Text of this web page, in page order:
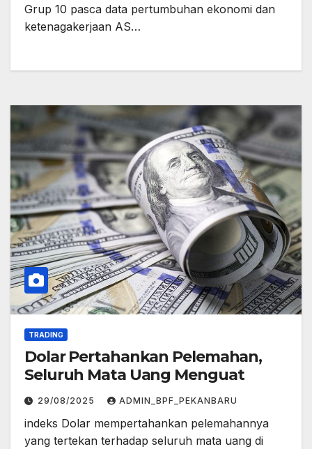
Grup 10 pasca data pertumbuhan ekonomi dan
ketenagakerjaan AS…
TRADING
Dolar Pertahankan Pelemahan,
Seluruh Mata Uang Menguat
29/08/2025 ADMIN_BPF_PEKANBARU
indeks Dolar mempertahankan pelemahannya
yang tertekan terhadap seluruh mata uang di